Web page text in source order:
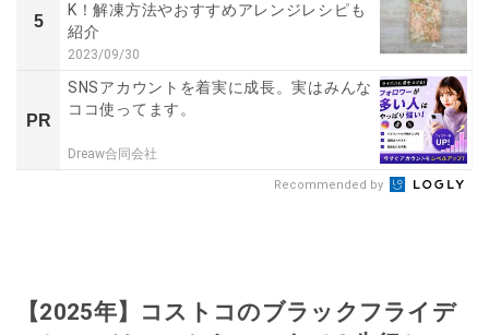
5
K！解凍方法やおすすめアレンジレシピも
紹介
2023/09/30
PR
SNSアカウントを着実に成長。実はみんな
ココ使ってます。
Dreaw合同会社
Recommended by
【2025年】コストコのブラックフライデ